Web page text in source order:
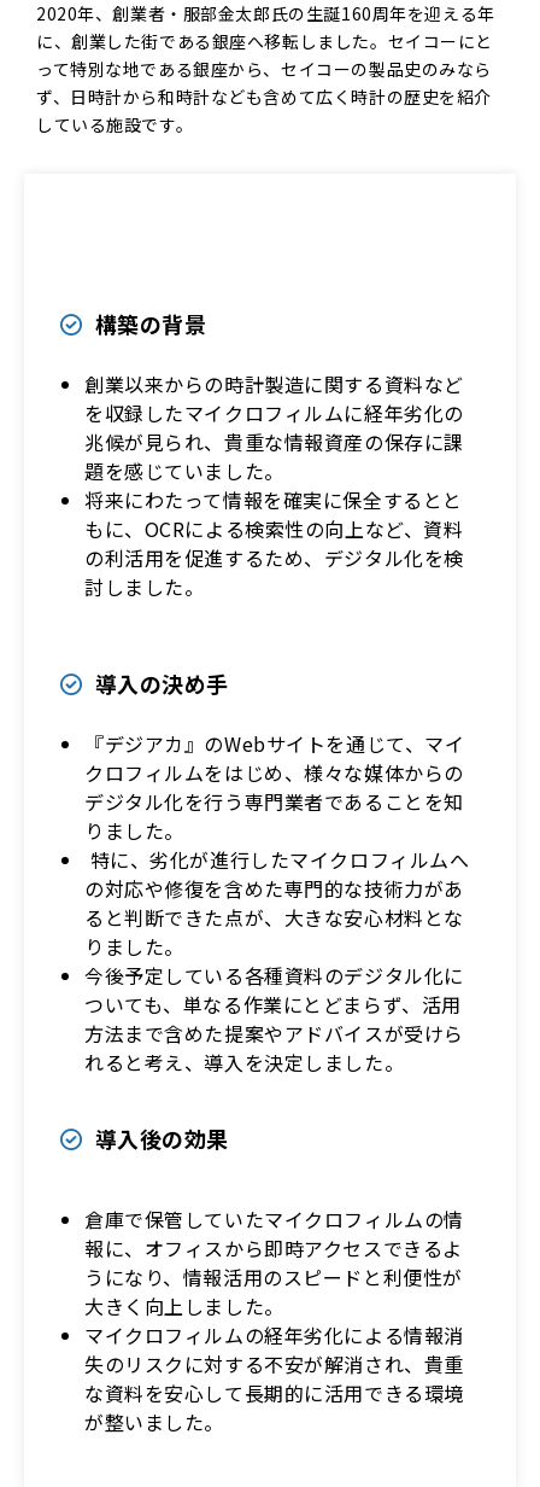
2020年、創業者・服部金太郎氏の生誕160周年を迎える年
に、創業した街である銀座へ移転しました。セイコーにと
って特別な地である銀座から、セイコーの製品史のみなら
ず、日時計から和時計なども含めて広く時計の歴史を紹介
している施設です。
構築の背景
創業以来からの時計製造に関する資料など
を収録したマイクロフィルムに経年劣化の
兆候が見られ、貴重な情報資産の保存に課
題を感じていました。
将来にわたって情報を確実に保全するとと
もに、OCRによる検索性の向上など、資料
の利活用を促進するため、デジタル化を検
討しました。
導入の決め手
『デジアカ』のWebサイトを通じて、マイ
クロフィルムをはじめ、様々な媒体からの
デジタル化を行う専門業者であることを知
りました。
特に、劣化が進行したマイクロフィルムへ
の対応や修復を含めた専門的な技術力があ
ると判断できた点が、大きな安心材料とな
りました。
今後予定している各種資料のデジタル化に
ついても、単なる作業にとどまらず、活用
方法まで含めた提案やアドバイスが受けら
れると考え、導入を決定しました。
導入後の効果
倉庫で保管していたマイクロフィルムの情
報に、オフィスから即時アクセスできるよ
うになり、情報活用のスピードと利便性が
大きく向上しました。
マイクロフィルムの経年劣化による情報消
失のリスクに対する不安が解消され、貴重
な資料を安心して長期的に活用できる環境
が整いました。